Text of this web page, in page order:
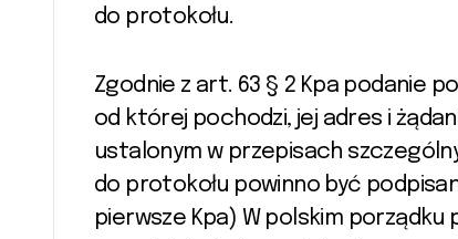
do protokołu.
Zgodnie z art. 63 § 2 Kpa podanie
od której pochodzi, jej adres i
ustalonym w przepisach
do protokołu powinno być
pierwsze Kpa) W polskim